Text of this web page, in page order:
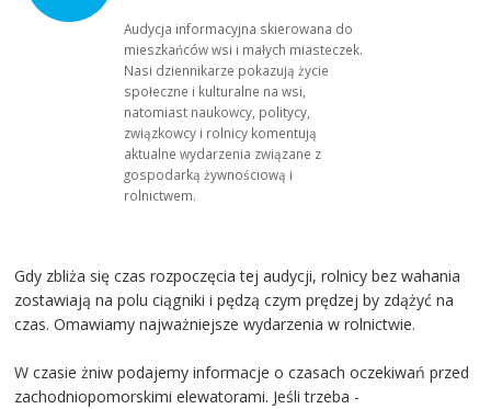
Audycja informacyjna skierowana do
mieszkańców wsi i małych miasteczek.
Nasi dziennikarze pokazują życie
społeczne i kulturalne na wsi,
natomiast naukowcy, politycy,
związkowcy i rolnicy komentują
aktualne wydarzenia związane z
gospodarką żywnościową i
rolnictwem.
Gdy zbliża się czas rozpoczęcia tej audycji, rolnicy bez wahania
zostawiają na polu ciągniki i pędzą czym prędzej by zdążyć na
czas. Omawiamy najważniejsze wydarzenia w rolnictwie.
W czasie żniw podajemy informacje o czasach oczekiwań przed
zachodniopomorskimi elewatorami. Jeśli trzeba -